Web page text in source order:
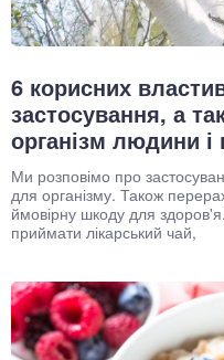
6 корисних
застосування, а
організм людини і
Ми розповімо про
для організму. Також
ймовірну шкоду для
приймати лікарський чай,